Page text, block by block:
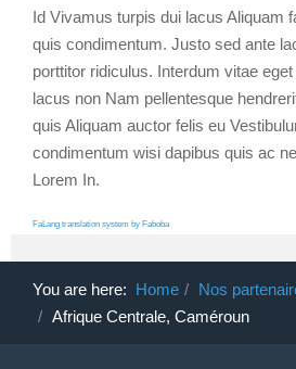
Id Vivamus turpis dui lacus Aliquam
quis condimentum. Justo sed ante
porttitor ridiculus. Interdum vitae
lacus non Nam pellentesque
quis Aliquam auctor felis eu
condimentum wisi dapibus quis ac
Lorem In.
FaLang translation system by Faboba
You are here: Home
Nos
Afrique Centrale, Caméroun